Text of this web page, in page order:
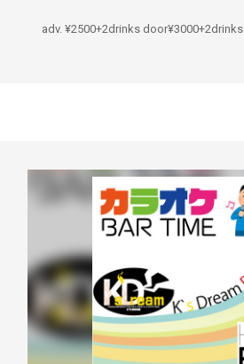
adv. ¥2500+2drinks door¥3000+2drinks